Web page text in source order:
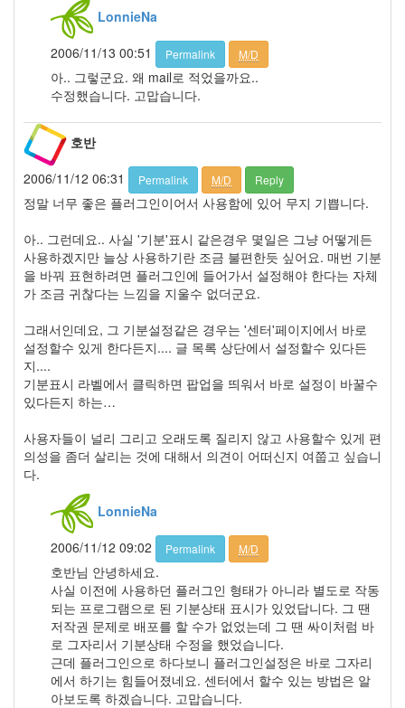
LonnieNa
2006/11/13 00:51
Permalink M/D
아.. 그렇군요. 왜 mail로 적었을까요..
수정했습니다. 고맙습니다.
호반
2006/11/12 06:31
Permalink M/D Reply
정말 너무 좋은 플러그인이어서 사용함에 있어 무지 기쁩니다.
아.. 그런데요.. 사실 '기분'표시 같은경우 몇일은 그냥 어떻게든
사용하겠지만 늘상 사용하기란 조금 불편한듯 싶어요. 매번 기분
을 바꿔 표현하려면 플러그인에 들어가서 설정해야 한다는 자체
가 조금 귀찮다는 느낌을 지울수 없더군요.
그래서인데요, 그 기분설정같은 경우는 '센터'페이지에서 바로
설정할수 있게 한다든지.... 글 목록 상단에서 설정할수 있다든
지....
기분표시 라벨에서 클릭하면 팝업을 띄워서 바로 설정이 바꿀수
있다든지 하는…
사용자들이 널리 그리고 오래도록 질리지 않고 사용할수 있게 편
의성을 좀더 살리는 것에 대해서 의견이 어떠신지 여쭙고 싶습니
다.
LonnieNa
2006/11/12 09:02
Permalink M/D
호반님 안녕하세요.
사실 이전에 사용하던 플러그인 형태가 아니라 별도로 작동
되는 프로그램으로 된 기분상태 표시가 있었답니다. 그 땐
저작권 문제로 배포를 할 수가 없었는데 그 땐 싸이처럼 바
로 그자리서 기분상태 수정을 했었습니다.
근데 플러그인으로 하다보니 플러그인설정은 바로 그자리
에서 하기는 힘들어졌네요. 센터에서 할수 있는 방법은 알
아보도록 하겠습니다. 고맙습니다.
2011
3
2012
년
1
월
2012
년
2
월
2012
년
3
월
1
년
4
월